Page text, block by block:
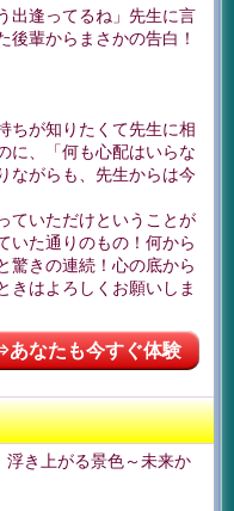
出逢ってるね」先生に言
後輩からまさかの告白！
ちが知りたくて先生に相
に、「何も心配はいらな
ながらも、先生からは今
ていただけということが
いた通りのもの！何から
驚きの連続！心の底から
きはよろしくお願いしま
なたも今すぐ体験
浮き上がる景色～未来か